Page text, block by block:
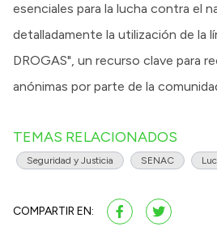
esenciales para la lucha contra el
detalladamente la utilización de la
DROGAS", un recurso clave para
anónimas por parte de la
TEMAS RELACIONADOS
Seguridad y Justicia SENAC
COMPARTIR EN: